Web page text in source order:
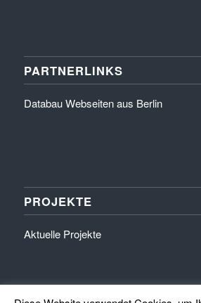
PARTNERLINKS
Databau Webseiten aus Berlin
PROJEKTE
Aktuelle Projekte